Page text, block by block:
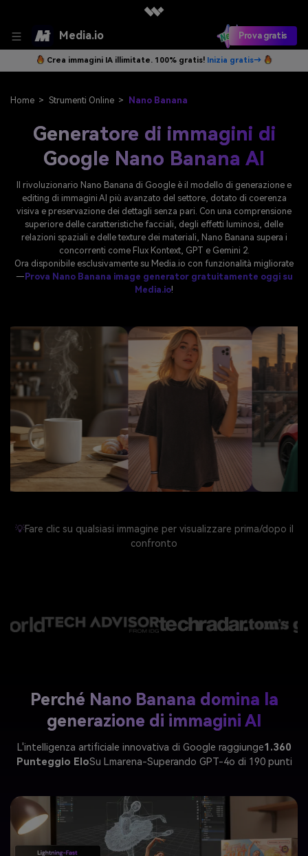
Media.io Prova gratis
Crea immagini IA illimitate. 100% gratis! Inizia gratis→
Home > Strumenti Online > Nano Banana
Generatore di immagini di
Google Nano Banana AI
Il rivoluzionario Nano Banana di Google è il modello di generazione e
editing di immagini AI più avanzato del settore, dotato di coerenza
visiva e preservazione dei dettagli senza pari. Con una comprensione
superiore delle caratteristiche facciali, degli effetti luminosi, delle
relazioni spaziali e delle texture dei materiali, Nano Banana supera i
concorrenti come Flux Kontext, GPT e Gemini 2.
Ora disponibile esclusivamente su Media.io con funzionalità migliorate
— Prova Nano Banana image generator gratuitamente oggi su
Media.io!
💡Fare clic su qualsiasi immagine per visualizzare prima/dopo il
confronto
Perché Nano Banana domina la
generazione di immagini AI
L'intelligenza artificiale innovativa di Google raggiunge1.360
Punteggio EloSu Lmarena-Superando GPT-4o di 190 punti